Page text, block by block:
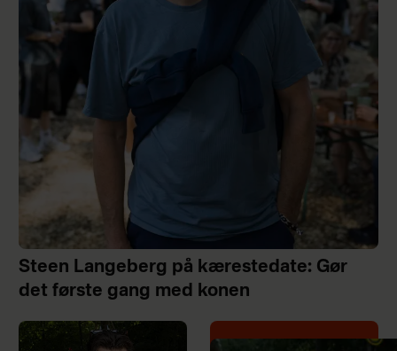
Steen Langeberg på kærestedate: Gør
det første gang med konen